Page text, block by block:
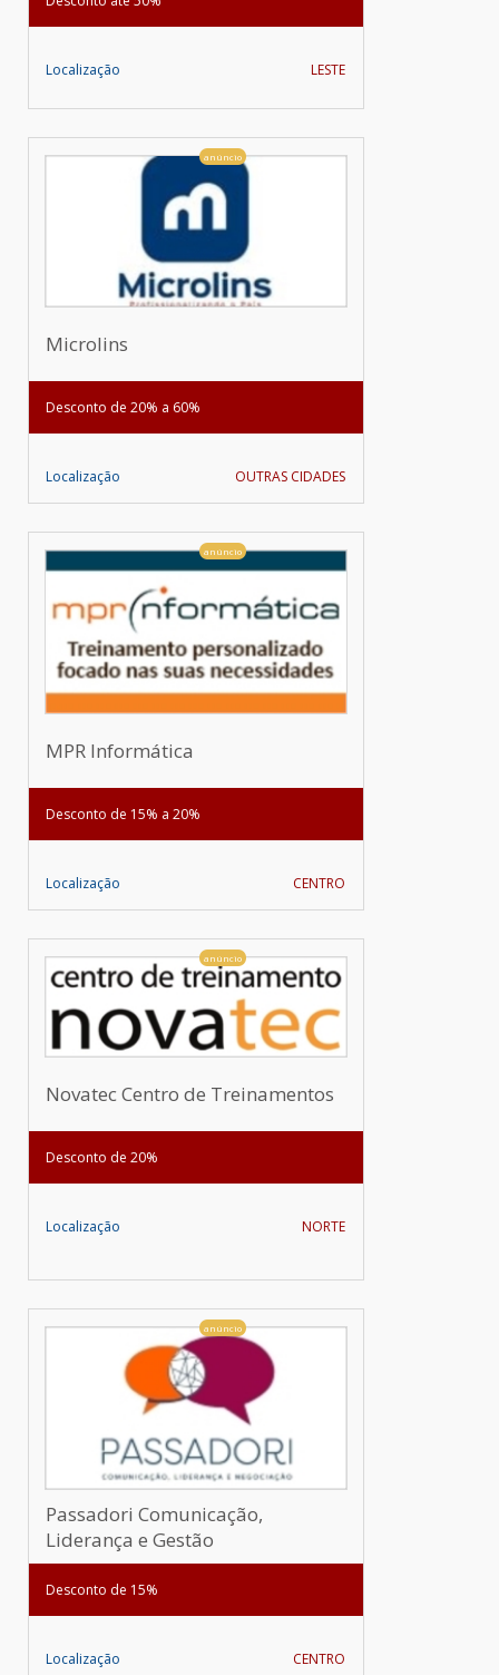
Localização LESTE
anúncio
Microlins
Desconto de 20% a 60%
Localização OUTRAS CIDADES
anúncio
MPR Informática
Desconto de 15% a 20%
Localização CENTRO
anúncio
Novatec Centro de Treinamentos
Desconto de 20%
Localização NORTE
anúncio
Passadori Comunicação,
Liderança e Gestão
Desconto de 15%
Localização CENTRO